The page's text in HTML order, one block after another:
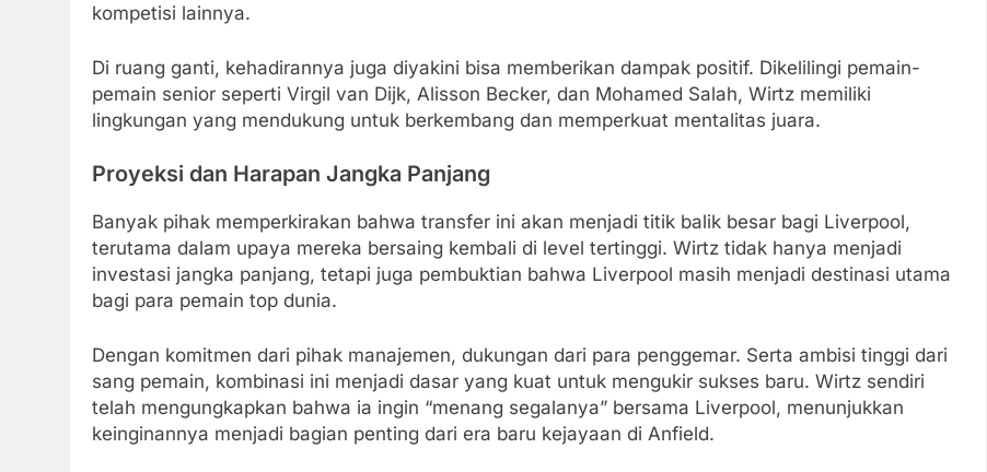
kompetisi lainnya.
Di ruang ganti, kehadirannya juga diyakini bisa memberikan dampak positif. Dikelilingi pemain-
pemain senior seperti Virgil van Dijk, Alisson Becker, dan Mohamed Salah, Wirtz memiliki
lingkungan yang mendukung untuk berkembang dan memperkuat mentalitas juara.
Proyeksi dan Harapan Jangka Panjang
Banyak pihak memperkirakan bahwa transfer ini akan menjadi titik balik besar bagi Liverpool,
terutama dalam upaya mereka bersaing kembali di level tertinggi. Wirtz tidak hanya menjadi
investasi jangka panjang, tetapi juga pembuktian bahwa Liverpool masih menjadi destinasi utama
bagi para pemain top dunia.
Dengan komitmen dari pihak manajemen, dukungan dari para penggemar. Serta ambisi tinggi dari
sang pemain, kombinasi ini menjadi dasar yang kuat untuk mengukir sukses baru. Wirtz sendiri
telah mengungkapkan bahwa ia ingin “menang segalanya” bersama Liverpool, menunjukkan
keinginannya menjadi bagian penting dari era baru kejayaan di Anfield.